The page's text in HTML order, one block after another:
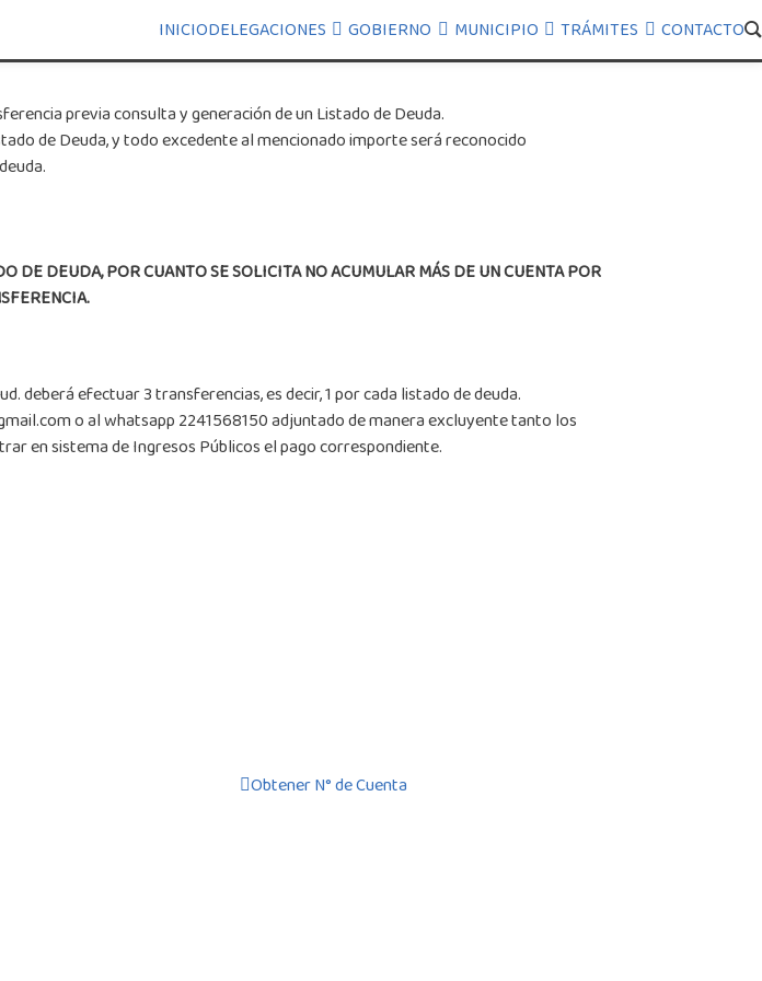
INICIODELEGACIONES GOBIERNO MUNICIPIO TRÁMITES CONTACTO
previa consulta y generación de un Listado de Deuda.
de Deuda, y todo excedente al mencionado importe será reconocido
DEUDA, POR CUANTO SE SOLICITA NO ACUMULAR MÁS DE UN CUENTA POR
deberá efectuar 3 transferencias, es decir, 1 por cada listado de deuda.
o al whatsapp 2241568150 adjuntado de manera excluyente tanto los
en sistema de Ingresos Públicos el pago correspondiente.
Obtener N° de Cuenta